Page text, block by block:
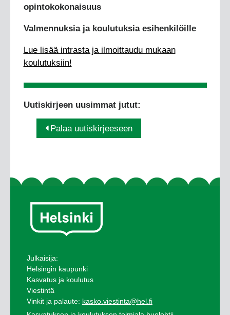
opintokokonaisuus
Valmennuksia ja koulutuksia esihenkilöille
Lue lisää intrasta ja ilmoittaudu mukaan
koulutuksiin!
Uutiskirjeen uusimmat jutut:
Palaa uutiskirjeeseen
Julkaisija:
Helsingin kaupunki
Kasvatus ja koulutus
Viestintä
Vinkit ja palaute: kasko.viestinta@hel.fi